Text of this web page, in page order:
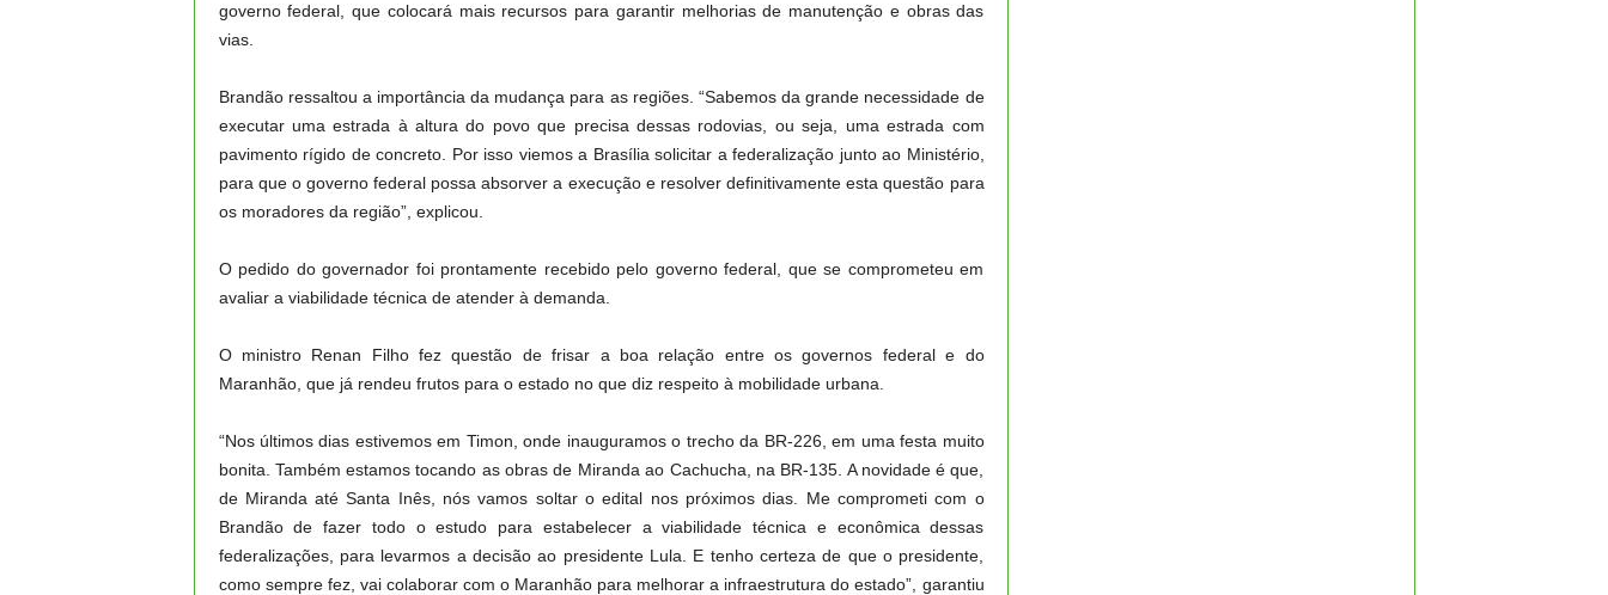
governo federal, que colocará mais recursos para garantir melhorias de manutenção e obras das
vias.
Brandão ressaltou a importância da mudança para as regiões. “Sabemos da grande necessidade de
executar uma estrada à altura do povo que precisa dessas rodovias, ou seja, uma estrada com
pavimento rígido de concreto. Por isso viemos a Brasília solicitar a federalização junto ao Ministério,
para que o governo federal possa absorver a execução e resolver definitivamente esta questão para
os moradores da região”, explicou.
O pedido do governador foi prontamente recebido pelo governo federal, que se comprometeu em
avaliar a viabilidade técnica de atender à demanda.
O ministro Renan Filho fez questão de frisar a boa relação entre os governos federal e do
Maranhão, que já rendeu frutos para o estado no que diz respeito à mobilidade urbana.
“Nos últimos dias estivemos em Timon, onde inauguramos o trecho da BR-226, em uma festa muito
bonita. Também estamos tocando as obras de Miranda ao Cachucha, na BR-135. A novidade é que,
de Miranda até Santa Inês, nós vamos soltar o edital nos próximos dias. Me comprometi com o
Brandão de fazer todo o estudo para estabelecer a viabilidade técnica e econômica dessas
federalizações, para levarmos a decisão ao presidente Lula. E tenho certeza de que o presidente,
como sempre fez, vai colaborar com o Maranhão para melhorar a infraestrutura do estado”, garantiu